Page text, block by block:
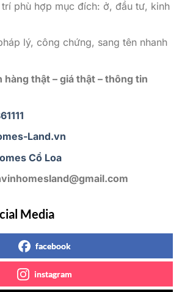
phù hợp mục đích: ở, đầu tư, kinh
lý, công chứng, sang tên nhanh
hàng thật – giá thật – thông tin
Land.vn
Cổ Loa
Media
facebook
instagram